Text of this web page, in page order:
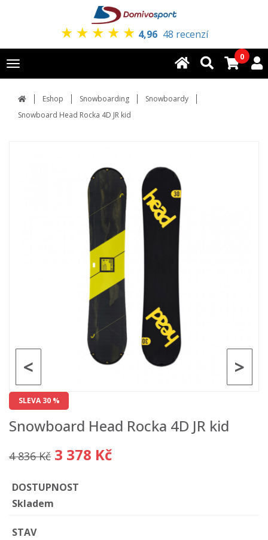
★ ★ ★ ★ ★ 4,96 48 recenzí
Toggle
navigation
0
Eshop Snowboarding
Snowboardy
Snowboard Head Rocka 4D JR kid
>
<
SLEVA 30 %
Snowboard Head Rocka 4D JR kid
4 836 Kč 3 378 Kč
DOSTUPNOST
Skladem
STAV